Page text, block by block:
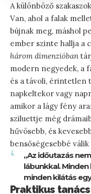
A különböző
Van, ahol a falak
bújnak meg, máshol
ember szinte hallja a
három dimenzióban
modern negyedek, a
és a távoli, érintetlen
napkeltekor vagy
amikor a lágy fény
sziluettje még
hűvösebb, és
bensőségesebbé
„Az időutazás
lábunkkal.
minden kilátás
Praktikus